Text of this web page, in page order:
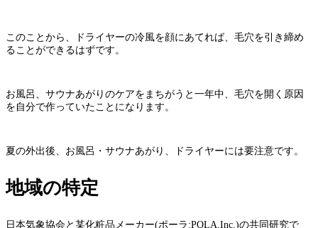
このことから、ドライヤーの冷風を顔にあてれば、毛穴を引き締め
ることができるはずです。
お風呂、サウナあがりのケアをまちがうと一年中、毛穴を開く原因
を自分で作っていたことになります。
夏の外出後、お風呂・サウナあがり、ドライヤーには要注意です。
地域の特定
日本気象協会と某化粧品メーカー(ポーラ:POLA,Inc.)の共同研究で